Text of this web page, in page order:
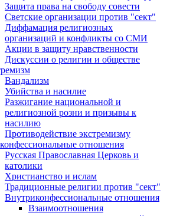
Защита права на свободу совести
Светские организации против "сект"
Диффамация религиозных
организаций и конфликты со СМИ
Акции в защиту нравственности
Дискуссии о религии и обществе
Вандализм
Убийства и насилие
Разжигание национальной и
религиозной розни и призывы к
насилию
Противодействие экстремизму
отношения
Русская Православная Церковь и
католики
Христианство и ислам
Традиционные религии против "сект"
Внутриконфессиональные отношения
Взаимоотношения